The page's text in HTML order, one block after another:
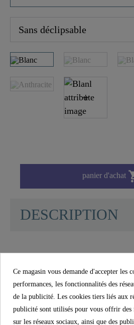
panier d'achat
DESCRIPTION
LONGUE DUREE :
en Duroplast solide,
rupture et aux rayures.
particulièrement facile à
Ce magasin vous demande d'accepter les
performances, les fonctionnalités des
de la publicité. Les cookies tiers liés aux
publicité sont utilisés pour vous offrir des
sur les réseaux sociaux, ainsi que des